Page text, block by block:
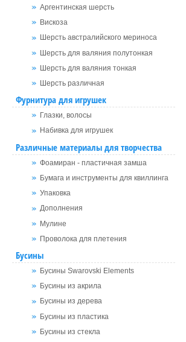
Аргентинская шерсть
Вискоза
Шерсть австралийского мериноса
Шерсть для валяния полутонкая
Шерсть для валяния тонкая
Шерсть различная
Фурнитура для игрушек
Глазки, волосы
Набивка для игрушек
Различные материалы для творчества
Фоамиран - пластичная замша
Бумага и инструменты для квиллинга
Упаковка
Дополнения
Мулине
Проволока для плетения
Бусины
Бусины Swarovski Elements
Бусины из акрила
Бусины из дерева
Бусины из пластика
Бусины из стекла